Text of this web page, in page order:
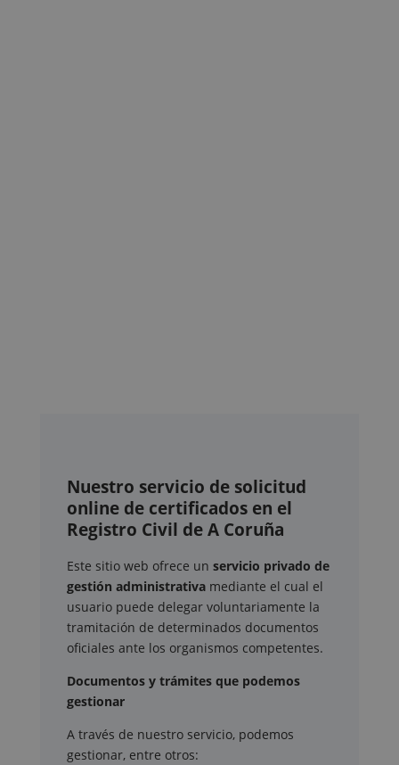
Nuestro servicio de solicitud
online de certificados en el
Registro Civil de A Coruña
Este sitio web ofrece un servicio privado de
gestión administrativa mediante el cual el
usuario puede delegar voluntariamente la
tramitación de determinados documentos
oficiales ante los organismos competentes.
Documentos y trámites que podemos
gestionar
A través de nuestro servicio, podemos
gestionar, entre otros: